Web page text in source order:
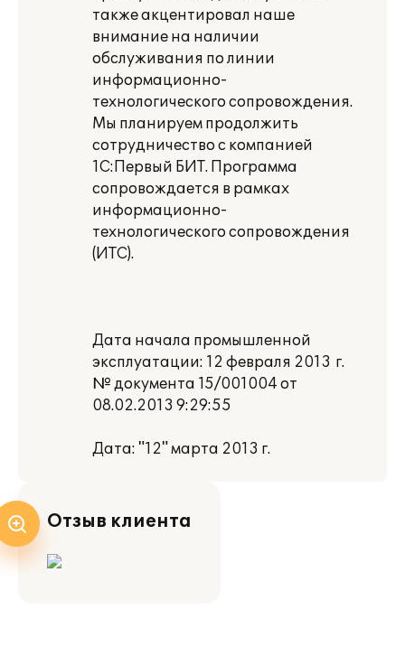
также акцентировал наше
внимание на наличии
обслуживания по линии
информационно-
технологического сопровождения.
Мы планируем продолжить
сотрудничество с компанией
1С:Первый БИТ. Программа
сопровождается в рамках
информационно-
технологического сопровождения
(ИТС).
Дата начала промышленной
эксплуатации: 12 февраля 2013 г.
№ документа 15/001004 от
08.02.2013 9:29:55
Дата: "12" марта 2013 г.
Отзыв клиента